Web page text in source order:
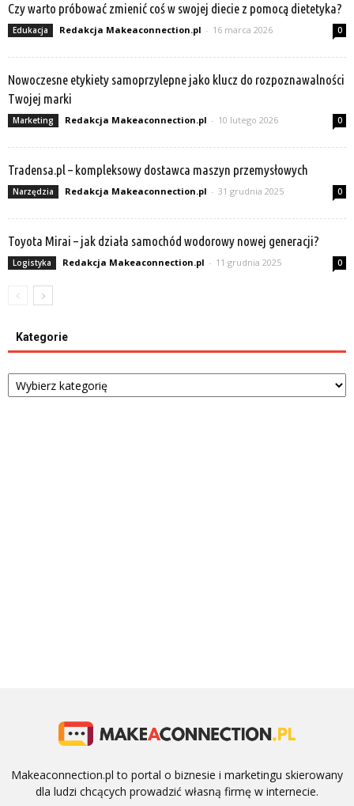
Czy warto próbować zmienić coś w swojej diecie z pomocą dietetyka?
Edukacja Redakcja Makeaconnection.pl - 16 marca 2026 0
Nowoczesne etykiety samoprzylepne jako klucz do rozpoznawalności
Twojej marki
Marketing Redakcja Makeaconnection.pl - 10 lutego 2026 0
Tradensa.pl – kompleksowy dostawca maszyn przemysłowych
Narzędzia Redakcja Makeaconnection.pl - 31 grudnia 2025 0
Toyota Mirai – jak działa samochód wodorowy nowej generacji?
Logistyka Redakcja Makeaconnection.pl - 11 grudnia 2025 0
Kategorie
Kategorie
Makeaconnection.pl to portal o biznesie i marketingu skierowany
dla ludzi chcących prowadzić własną firmę w internecie.